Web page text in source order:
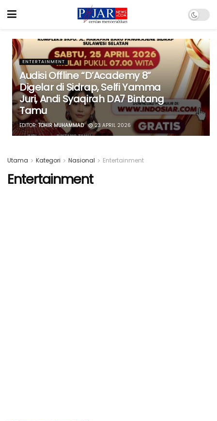
ENTERTAINMENT
Audisi Offline “D’Academy 8”
Digelar di Sidrap, Selfi Yamma
Juri, Andi Syaqirah DA7 Bintang
Tamu
EDITOR: TOHIR MUHAMMAD 23 APRIL 2026
Utama Kategori Nasional Entertainment
Entertainment